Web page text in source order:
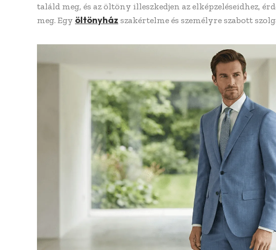
találd meg, és az öltöny illeszkedjen az elképzeléseidhez,
meg. Egy öltönyház szakértelme és személyre szabott